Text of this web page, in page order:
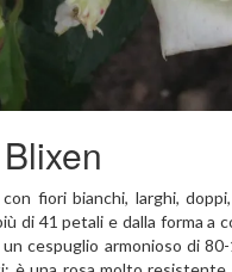
fiori bianchi, larghi,
di 41 petali e dalla forma a
cespuglio armonioso di